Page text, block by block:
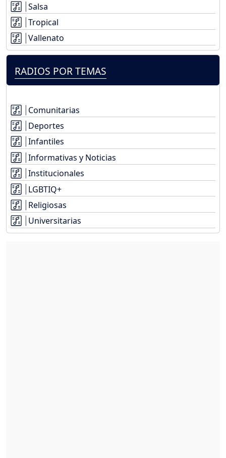
Salsa
Tropical
Vallenato
RADIOS POR TEMAS
Comunitarias
Deportes
Infantiles
Informativas y Noticias
Institucionales
LGBTIQ+
Religiosas
Universitarias